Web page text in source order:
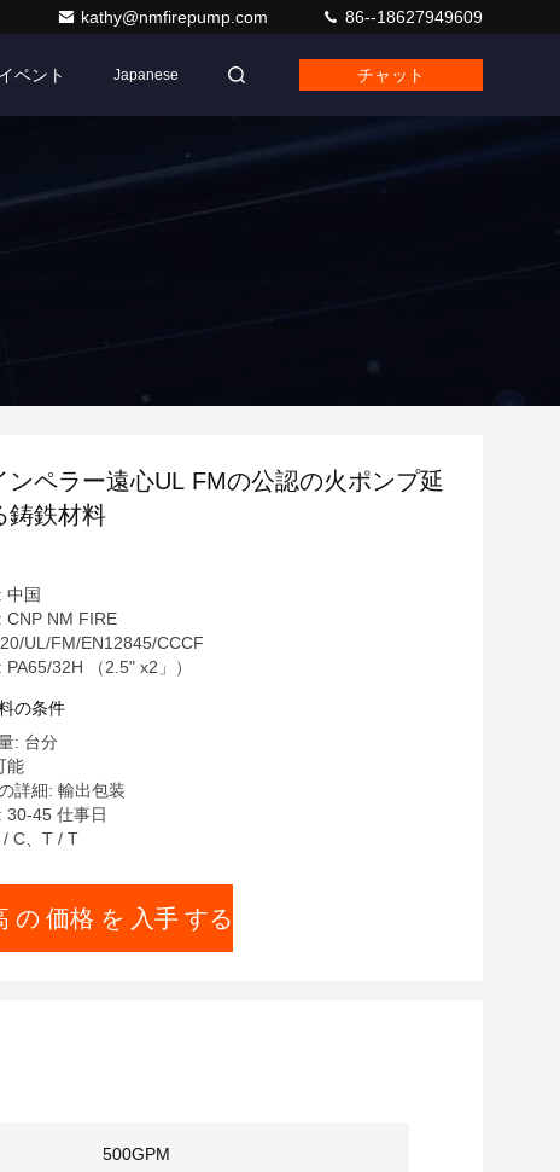
kathy@nmfirepump.com 86--18627949609
イベント Japanese チャット
ンペラー遠心UL FMの公認の火ポンプ延
鋳鉄材料
中国
CNP NM FIRE
UL/FM/EN12845/CCCF
32H （2.5" x2」）
の条件
: 台分
能
詳細: 輸出包装
30-45 仕事日
/ C、T / T
の 価格 を 入手 する
500GPM